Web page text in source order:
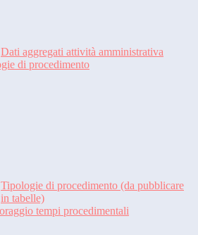
Dati aggregati attività amministrativa
di procedimento
Tipologie di procedimento (da pubblicare
in tabelle)
tempi procedimentali